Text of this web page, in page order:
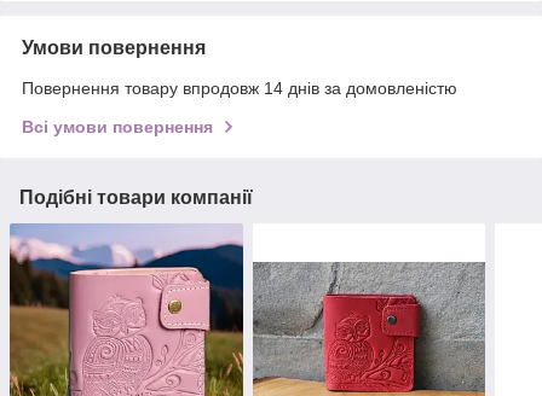
Умови повернення
Повернення товару впродовж 14 днів за домовленістю
Всі умови повернення
Подібні товари компанії